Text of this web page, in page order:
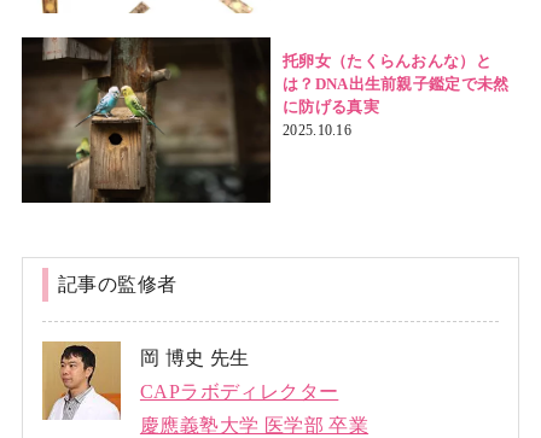
托卵女（たくらんおんな）と
は？DNA出生前親子鑑定で未然
に防げる真実
2025.10.16
記事の監修者
岡 博史 先生
CAPラボディレクター
慶應義塾大学 医学部 卒業